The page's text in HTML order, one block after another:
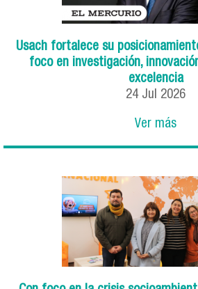
Usach fortalece su
foco en investigación,
excelencia
24 Jul 2026
Ver más